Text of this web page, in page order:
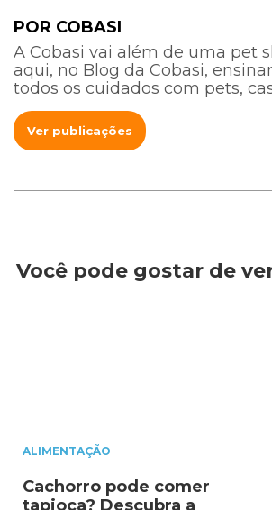
POR COBASI
A Cobasi vai além de uma pet
aqui, no Blog da Cobasi,
todos os cuidados com pets,
Ver publicações
Você pode gostar de
ALIMENTAÇÃO
Cachorro pode comer
tapioca? Descubra a